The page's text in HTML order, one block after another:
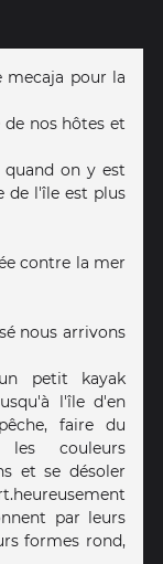
pour la
nos hôtes et
on y est
de l'île est plus
contre la mer
nous arrivons
petit kayak
l'île d'en
faire du
les couleurs
et se désoler
par leurs
formes rond,